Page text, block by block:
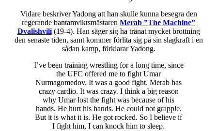
Vidare beskriver Yadong att han skulle kunna besegra den
regerande bantamviktsmästaren Merab ”The Machine”
Dvalishvili(19-4). Han säger sig ha tränat mycket brottning
den senaste tiden, samt kommer förlita sig på sin slagkraft i en
sådan kamp, förklarar Yadong.
I’ve been training wrestling for a long time, since
the UFC offered me to fight Umar
Nurmagomedov. It was a good fight. Merab has
crazy cardio. It was crazy. I think a big reason
why Umar lost the fight was because of his
hands. He hurt his hands. He could not grapple.
But it is what it is. He got rocked. So I believe if
I fight him, I can knock him to sleep.